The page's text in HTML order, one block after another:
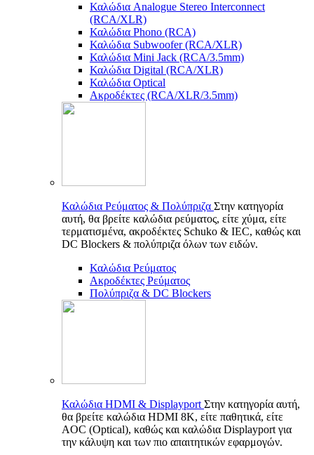
Καλώδια Analogue Stereo Interconnect
(RCA/XLR)
Καλώδια Phono (RCA)
Καλώδια Subwoofer (RCA/XLR)
Καλώδια Mini Jack (RCA/3.5mm)
Καλώδια Digital (RCA/XLR)
Καλώδια Optical
Ακροδέκτες (RCA/XLR/3.5mm)
Καλώδια Ρεύματος & Πολύπριζα Στην κατηγορία
αυτή, θα βρείτε καλώδια ρεύματος, είτε χύμα, είτε
τερματισμένα, ακροδέκτες Schuko & IEC, καθώς και
DC Blockers & πολύπριζα όλων των ειδών.
Καλώδια Ρεύματος
Ακροδέκτες Ρεύματος
Πολύπριζα & DC Blockers
Καλώδια HDMI & Displayport Στην κατηγορία αυτή,
θα βρείτε καλώδια HDMI 8K, είτε παθητικά, είτε
AOC (Optical), καθώς και καλώδια Displayport για
την κάλυψη και των πιο απαιτητικών εφαρμογών.